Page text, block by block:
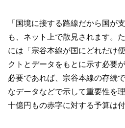
「国境に接する路線だから国が
も、ネット上で散見されます。
には「宗谷本線が国にどれだけ
クトとデータをもとに示す必要
必要であれば、宗谷本線の存続
なデータなどで示して重要性を
十億円もの赤字に対する予算は